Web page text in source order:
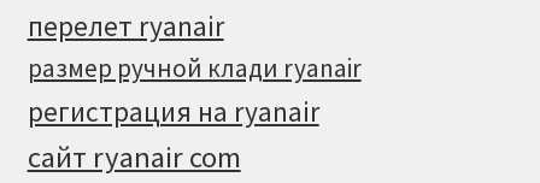
перелет ryanair
размер ручной клади ryanair
регистрация на ryanair
сайт ryanair com